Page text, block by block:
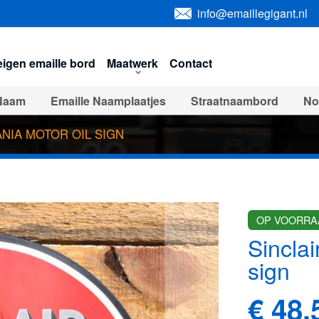
info@emaillegigant.nl
emaille bord Maatwerk Contact
Emaille Naamplaatjes Straatnaambord
Veiligheids serie Automotive borden
Verbodsborden Emaille toilet bordjes
Uitverkocht - Uit de collectie
MOTOR OIL SIGN
OP
sign
€